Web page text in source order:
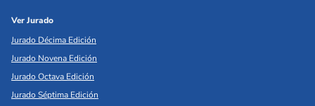
Ver Jurado
Jurado Décima Edición
Jurado Novena Edición
Jurado Octava Edición
Jurado Séptima Edición